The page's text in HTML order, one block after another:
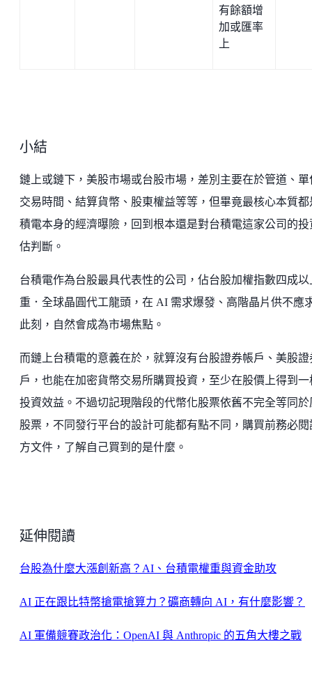
有餘額增
加或匯率
上
小結
鏈上或鏈下，美股市場或台股市場，差別主要在於管道、單
交易時間、結算貨幣、股東權益等等，但畢竟最核心本質都
積電本身的經濟曝險，回到根本還是對台積電這家公司的投
估判斷。
台積電作為台股最具代表性的公司，佔台股加權指數四成以
重．全球晶圓代工龍頭，在 AI 需求爆發、高階晶片供不應
此刻，自然會成為市場焦點。
而鏈上台積電的意義在於，就算沒有台股證券帳戶、美股證
戶，也能在加密貨幣交易所購買投資，至少在股價上得到一
投資效益。不過切記現階段的代幣化股票依舊不完全等同於
股票，不同發行平台的設計可能都有點不同，購買前務必閱
方文件，了解自己買到的是什麼。
延伸閱讀
台股為什麼大漲創新高？AI、台積電權重與資金助攻
AI 正在跟比特幣搶電搶算力？礦商轉向 AI，有什麼影響？
AI 軍備競賽政治化：OpenAI 與 Anthropic 的五角大樓之戰